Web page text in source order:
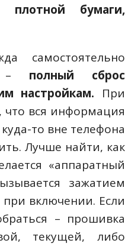
плотной бумаги,
самостоятельно
– полный сброс
настройкам. При
что вся информация
то вне телефона
Лучше найти, как
«аппаратный
зажатием
включении. Если
– прошивка
текущей, либо